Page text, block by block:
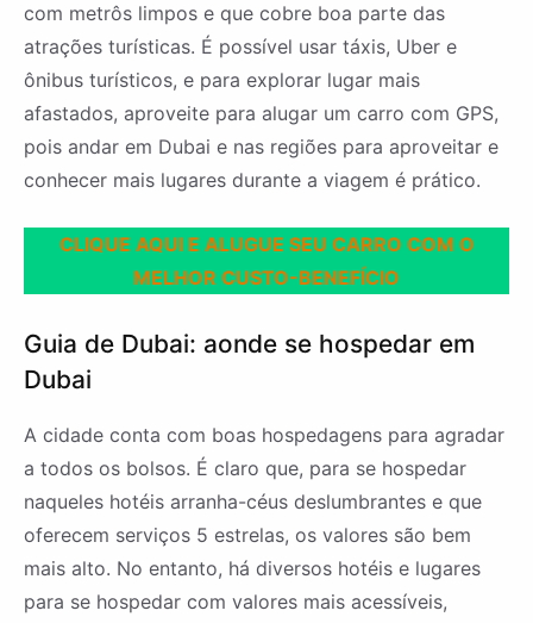
com metrôs limpos e que cobre boa parte das
atrações turísticas. É possível usar táxis, Uber e
ônibus turísticos, e para explorar lugar mais
afastados, aproveite para alugar um carro com GPS,
pois andar em Dubai e nas regiões para aproveitar e
conhecer mais lugares durante a viagem é prático.
CLIQUE AQUI E ALUGUE SEU CARRO COM O
MELHOR CUSTO-BENEFÍCIO
Guia de Dubai: aonde se hospedar em
Dubai
A cidade conta com boas hospedagens para agradar
a todos os bolsos. É claro que, para se hospedar
naqueles hotéis arranha-céus deslumbrantes e que
oferecem serviços 5 estrelas, os valores são bem
mais alto. No entanto, há diversos hotéis e lugares
para se hospedar com valores mais acessíveis,